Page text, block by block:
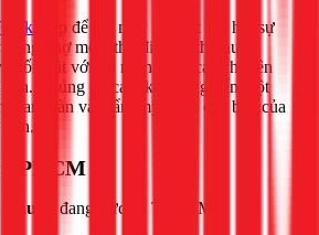
bếp để lắp máy rửa bát đòi hỏi sự
năng: thợ mộc, thợ điện và thợ nước.
đối mặt với rủi ro, hãy để các chuyên
bạn. Chúng tôi cam kết mang đến một
an toàn và thẩm mỹ, biến căn bếp của
hơn.
TPHCM
Thuận
đang trực tại TPHCM.